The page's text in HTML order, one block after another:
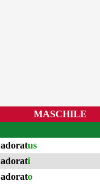
MASCHILE
adoratus
adorati
adorato